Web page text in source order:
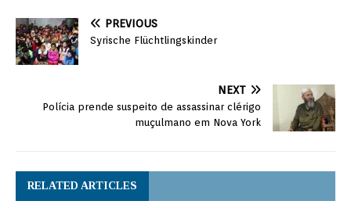
ca. 25.000 libanesische
Staatsangehörige, die seit
Jahrzehnten in Syrien
gelebt hatten, nach
weitere 10.000
palästinensische
PREVIOUS
Syrische Flüchtlingskinder
NEXT
Polícia prende suspeito de assassinar clérigo
muçulmano em Nova York
RELATED ARTICLES